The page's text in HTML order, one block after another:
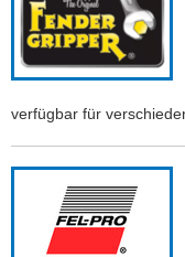
verfügbar für